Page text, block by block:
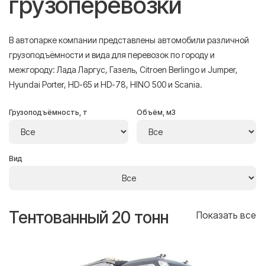
В автопарке компании представлены автомобили различной
грузоподъёмности и вида для перевозок по городу и
межгороду: Лада Ларгус, Газель, Citroen Berlingo и Jumper,
Hyundai Porter, HD-65 и HD-78, HINO 500 и Scania.
Грузоподъёмность, т Объём, м3
Вид
Тентованный 20 тонн Показать все